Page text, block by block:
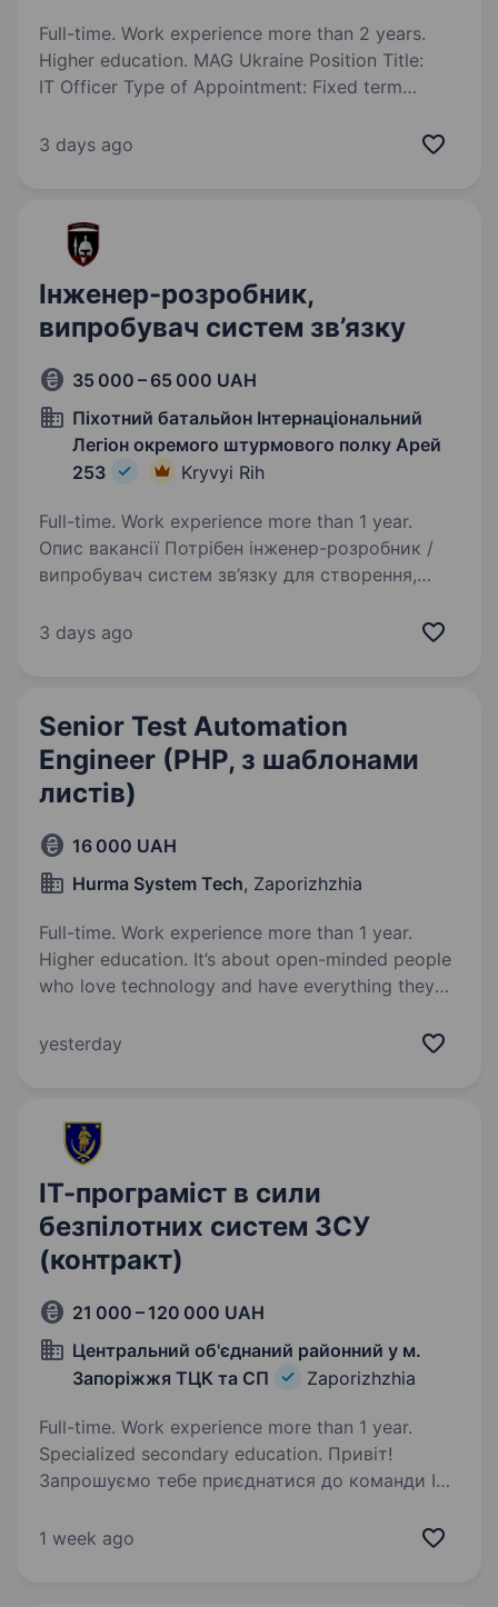
Full-time. Work experience more than 2 years.
Higher education. MAG Ukraine Position Title:
IT Officer Type of Appointment: Fixed term
of extention Estimated Start Date: ASAP Duty
3 days ago
Інженер-розробник,
випробувач систем зв’язку
35 000 – 65 000 UAH
Піхотний батальйон Інтернаціональний
Легіон окремого штурмового полку Арей
253
Kryvyi Rih
Full-time. Work experience more than 1 year.
Опис вакансії Потрібен інженер-розробник /
випробувач систем зв’язку для створення,
забезпечують надійний зв’язок у складних
3 days ago
Senior Test Automation
Engineer (PHP, з шаблонами
листів)
16 000 UAH
Hurma System Tech, Zaporizhzhia
Full-time. Work experience more than 1 year.
Higher education. It’s about open-minded people
who love technology and have everything they
The project trends to develop a web application
yesterday
ІТ-програміст в сили
безпілотних систем ЗСУ
(контракт)
21 000 – 120 000 UAH
Центральний об'єднаний районний у м.
Запоріжжя ТЦК та СП
Zaporizhzhia
Full-time. Work experience more than 1 year.
Specialized secondary education. Привіт!
Запрошуємо тебе приєднатися до команди ІТ-
Сил України. Як ІТ-програміст у цьому
1 week ago